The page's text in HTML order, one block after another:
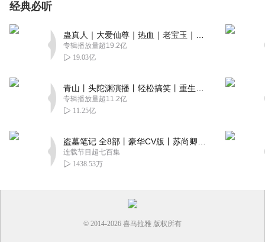
经典必听
专辑播放量超19.2亿
19.03亿
专辑播放量超11.2亿
11.25亿
连载节目超七百集
1438.53万
© 2014-2026 喜马拉雅 版权所有